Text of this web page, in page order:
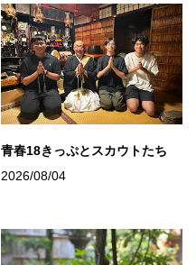
青春18きっぷとスカウトたち
2026/08/04